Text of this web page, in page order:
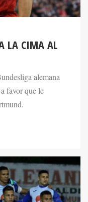
LA CIMA AL
alemana
favor que le